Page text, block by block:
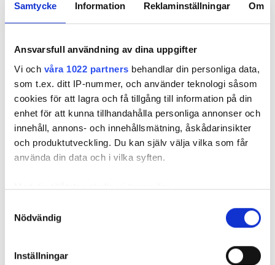
Samtycke Information Reklaminställningar Om
Ansvarsfull användning av dina uppgifter
Vi och våra 1022 partners behandlar din personliga data,
som t.ex. ditt IP-nummer, och använder teknologi såsom
cookies för att lagra och få tillgång till information på din
enhet för att kunna tillhandahålla personliga annonser och
innehåll, annons- och innehållsmätning, åskådarinsikter
och produktutveckling. Du kan själv välja vilka som får
använda din data och i vilka syften.
Med din tillåtelse skulle vi även vilja:
som kan ha en noggrannhet på upp till flera meter
Nödvändig
Inställningar
100-200 EUR
200-300 EUR
mer än 300 EUR
Kväll
Mesogeios Dialysis Kalamata
Kalamata, Grekland
1,15 km från stadskärnan
Täckt av EHIC Täckt av GHIC
Gratis överföring
Gratis parkering
Per behandlingen
HDF-dialys 250 €